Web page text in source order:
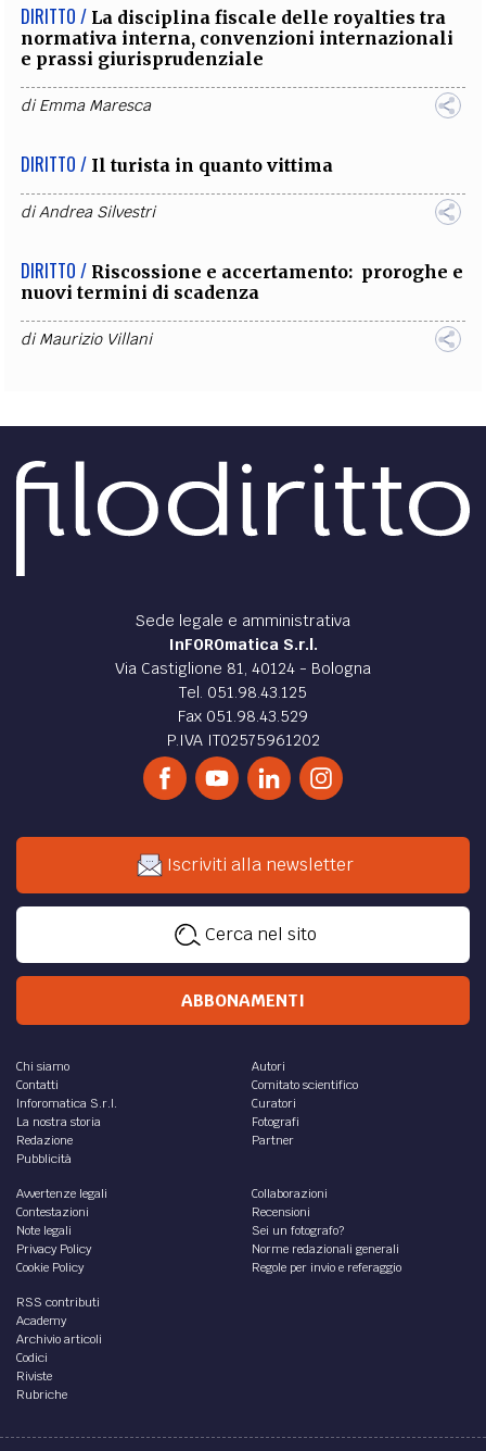
DIRITTO / La disciplina fiscale delle royalties tra
normativa interna, convenzioni internazionali
e prassi giurisprudenziale
diEmma Maresca
DIRITTO / Il turista in quanto vittima
diAndrea Silvestri
DIRITTO / Riscossione e accertamento: proroghe e
nuovi termini di scadenza
diMaurizio Villani
Sede legale e amministrativa
InFOROmatica S.r.l.
Via Castiglione 81, 40124 - Bologna
Tel. 051.98.43.125
Fax 051.98.43.529
P.IVA IT02575961202
Iscriviti alla newsletter
Cerca nel sito
ABBONAMENTI
Chi siamo
Contatti
Inforomatica S.r.l.
La nostra storia
Redazione
Pubblicità
Autori
Comitato scientifico
Curatori
Fotografi
Partner
Avvertenze legali
Contestazioni
Note legali
Privacy Policy
Cookie Policy
Collaborazioni
Recensioni
Sei un fotografo?
Norme redazionali generali
Regole per invio e referaggio
RSS contributi
Academy
Archivio articoli
Codici
Riviste
Rubriche